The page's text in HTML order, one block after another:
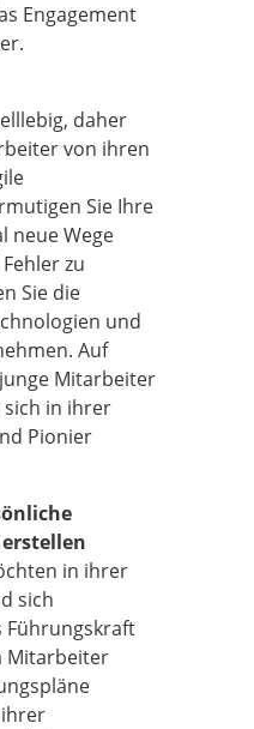
Engagement
daher
von ihren
Sie Ihre
neue Wege
zu
Sie die
und
Auf
Mitarbeiter
in ihrer
Pionier
in ihrer
sich
Führungskraft
Mitarbeiter